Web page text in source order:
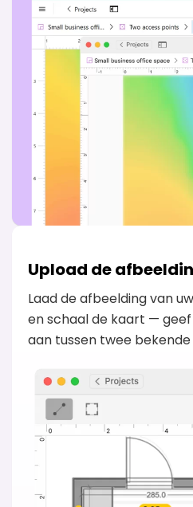
Upload de
Laad de afbeelding van
en schaal de kaart —
aan tussen twee